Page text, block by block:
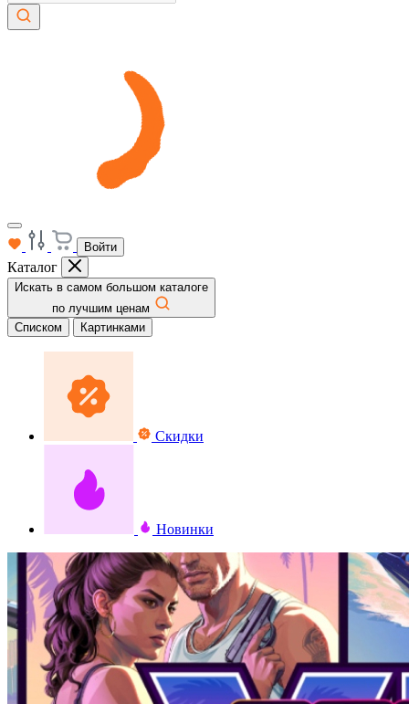
Войти
Каталог
Искать в самом большом каталоге
по лучшим ценам
Списком
Картинками
Скидки
Новинки